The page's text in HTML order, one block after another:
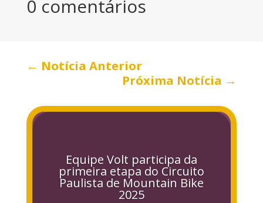
0 comentários
← Notícia Anterior
Próxima Notícia →
Equipe Volt participa da
primeira etapa do Circuito
Paulista de Mountain Bike
2025